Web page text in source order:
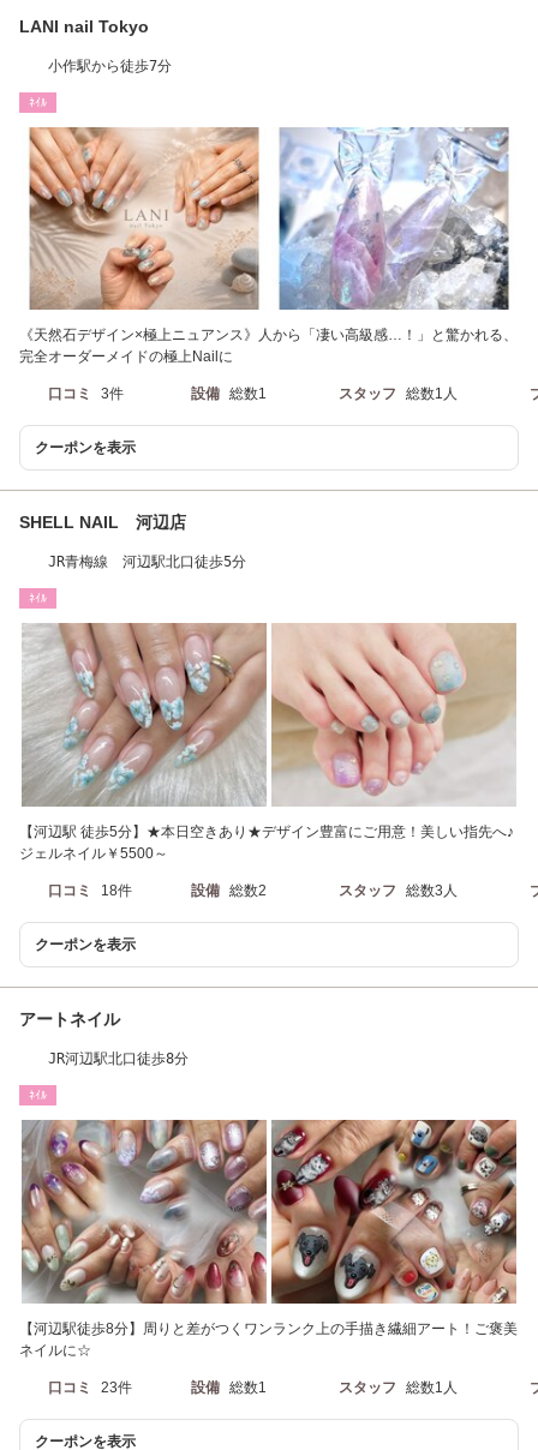
LANI nail Tokyo
小作駅から徒歩7分
ﾈｲﾙ
《天然石デザイン×極上ニュアンス》人から「凄い高級感…！」と驚かれる、
完全オーダーメイドの極上Nailに
口コミ 3件 設備 総数1 スタッフ 総数1人
クーポンを表示
SHELL NAIL 河辺店
JR青梅線 河辺駅北口徒歩5分
ﾈｲﾙ
【河辺駅 徒歩5分】★本日空きあり★デザイン豊富にご用意！美しい指先へ♪
ジェルネイル￥5500～
口コミ 18件 設備 総数2 スタッフ 総数3人
クーポンを表示
アートネイル
JR河辺駅北口徒歩8分
ﾈｲﾙ
【河辺駅徒歩8分】周りと差がつくワンランク上の手描き繊細アート！ご褒美
ネイルに☆
口コミ 23件 設備 総数1 スタッフ 総数1人
クーポンを表示